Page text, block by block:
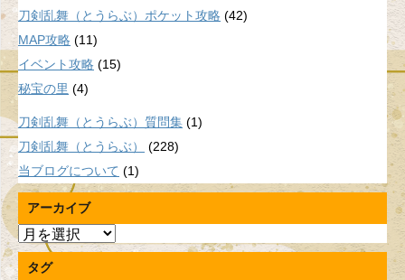
刀剣乱舞（とうらぶ）ポケット攻略 (42)
MAP攻略 (11)
イベント攻略 (15)
秘宝の里 (4)
刀剣乱舞（とうらぶ）質問集 (1)
刀剣乱舞（とうらぶ）
(228)
当ブログについて (1)
アーカイブ
ア
ー
カタグ